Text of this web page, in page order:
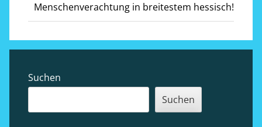
Menschenverachtung in breitestem hessisch!
Sidebar
Suchen
Suchen